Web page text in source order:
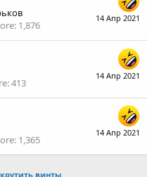
14 Апр 2021
1,876
14 Апр 2021
413
14 Апр 2021
1,365
винты